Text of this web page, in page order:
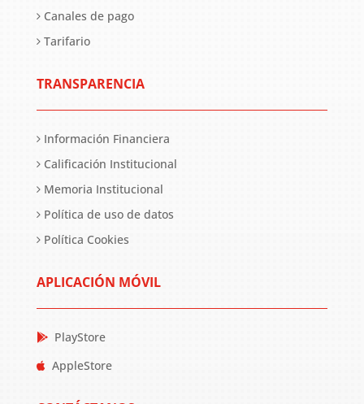
Canales de pago
Tarifario
TRANSPARENCIA
Información Financiera
Calificación Institucional
Memoria Institucional
Política de uso de datos
Política Cookies
APLICACIÓN MÓVIL
PlayStore
AppleStore